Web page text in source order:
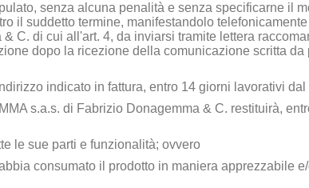
senza alcuna penalità e senza specificarne il
il suddetto termine, manifestandolo
& C. di cui all'art. 4, da inviarsi tramite lettera
dopo la ricezione della comunicazione scritta da
indicato in fattura, entro 14 giorni lavorativi
s.a.s. di Fabrizio Donagemma & C. restituirà,
le sue parti e funzionalità; ovvero
consumato il prodotto in maniera apprezzabile